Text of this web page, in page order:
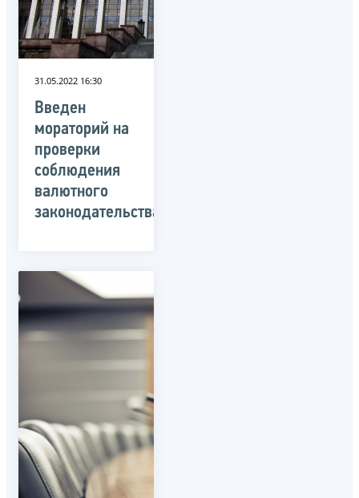
31.05.2022 16:30
Введен
мораторий на
проверки
соблюдения
валютного
законодательства